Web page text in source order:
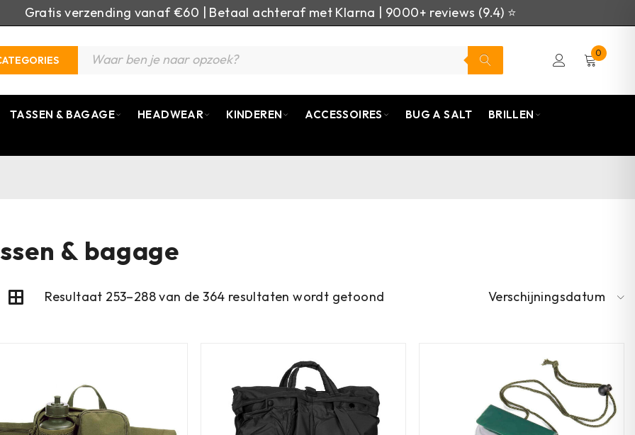
Gratis verzending vanaf €60 | Betaal achteraf met Klarna | 9000+ reviews (9.4) ⭐
0
TASSEN & BAGAGE HEADWEAR KINDEREN ACCESSOIRES BUG A SALT BRILLEN
& bagage
Resultaat 253–288 van de 364 resultaten wordt getoond Verschijningsdatum